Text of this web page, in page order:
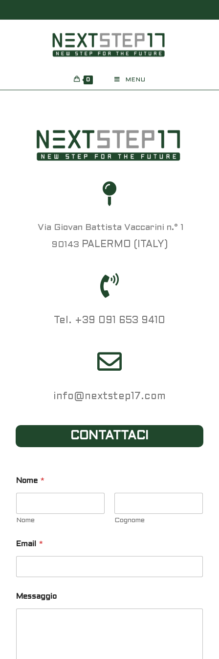
0 MENU
Via Giovan Battista Vaccarini n.° 1
90143 PALERMO (ITALY)
Tel. +39 091 653 9410
info@nextstep17.com
CONTATTACI
Nome *
Nome Cognome
Email *
Messaggio